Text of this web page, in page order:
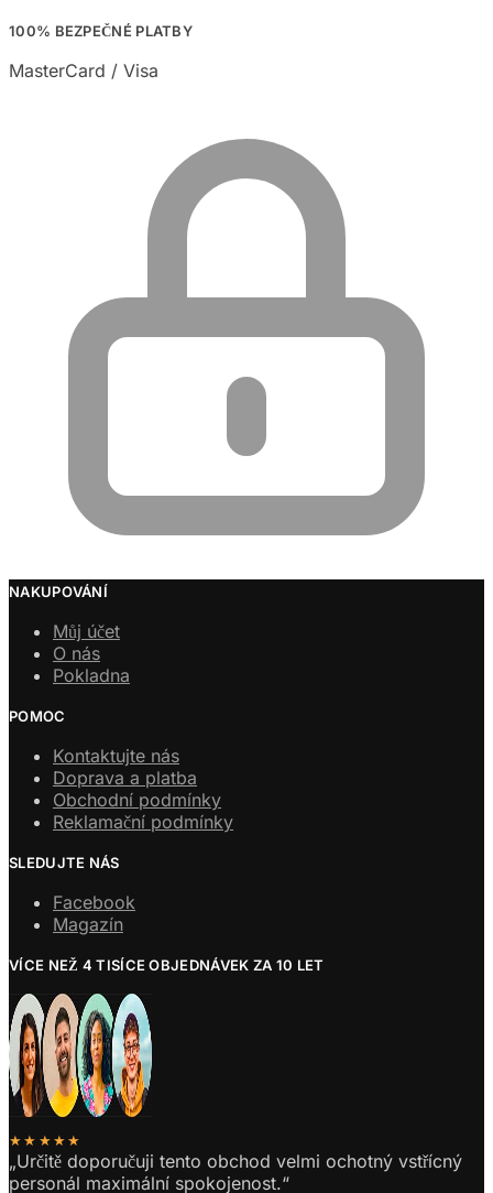
100% BEZPEČNÉ PLATBY
MasterCard / Visa
NAKUPOVÁNÍ
Můj účet
O nás
Pokladna
POMOC
Kontaktujte nás
Doprava a platba
Obchodní podmínky
Reklamační podmínky
SLEDUJTE NÁS
Facebook
Magazín
VÍCE NEŽ 4 TISÍCE OBJEDNÁVEK ZA 10 LET
★★★★★
„Určitě doporučuji tento obchod velmi ochotný vstřícný
personál maximální spokojenost.“